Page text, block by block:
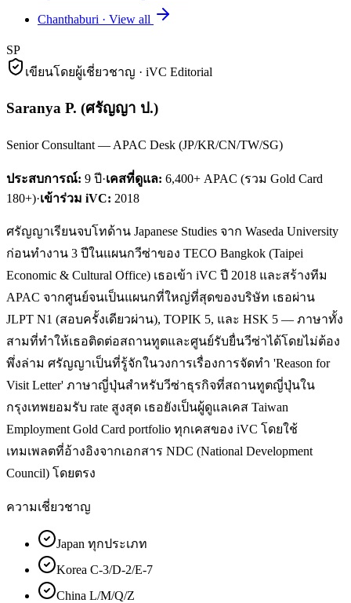
Chanthaburi · View all
SP
เขียนโดยผู้เชี่ยวชาญ · iVC Editorial
Saranya P. (ศรัญญา ป.)
Senior Consultant — APAC Desk (JP/KR/CN/TW/SG)
ประสบการณ์: 9 ปี·เคสที่ดูแล: 6,400+ APAC (รวม Gold Card
180+)·เข้าร่วม iVC: 2018
ศรัญญาเรียนจบโทด้าน Japanese Studies จาก Waseda University
ก่อนทำงาน 3 ปีในแผนกวีซ่าของ TECO Bangkok (Taipei
Economic & Cultural Office) เธอเข้า iVC ปี 2018 และสร้างทีม
APAC จากศูนย์จนเป็นแผนกที่ใหญ่ที่สุดของบริษัท เธอผ่าน
JLPT N1 (สอบครั้งเดียวผ่าน), TOPIK 5, และ HSK 5 — ภาษาทั้ง
สามที่ทำให้เธอติดต่อสถานทูตและศูนย์รับยื่นวีซ่าได้โดยไม่ต้อง
พึ่งล่าม ศรัญญาเป็นที่รู้จักในวงการเรื่องการจัดทำ 'Reason for
Visit Letter' ภาษาญี่ปุ่นสำหรับวีซ่าธุรกิจที่สถานทูตญี่ปุ่นใน
กรุงเทพยอมรับ rate สูงสุด เธอยังเป็นผู้ดูแลเคส Taiwan
Employment Gold Card portfolio ทุกเคสของ iVC โดยใช้
เทมเพลตที่อ้างอิงจากเอกสาร NDC (National Development
Council) โดยตรง
ความเชี่ยวชาญ
Japan ทุกประเภท
Korea C-3/D-2/E-7
China L/M/Q/Z